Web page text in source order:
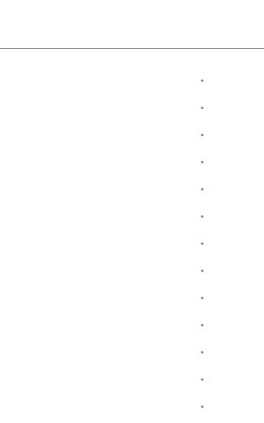
・
・
・
・
・
・
・
・
・
・
・
・
・